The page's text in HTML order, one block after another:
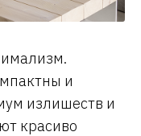
и
излишеств и
красиво